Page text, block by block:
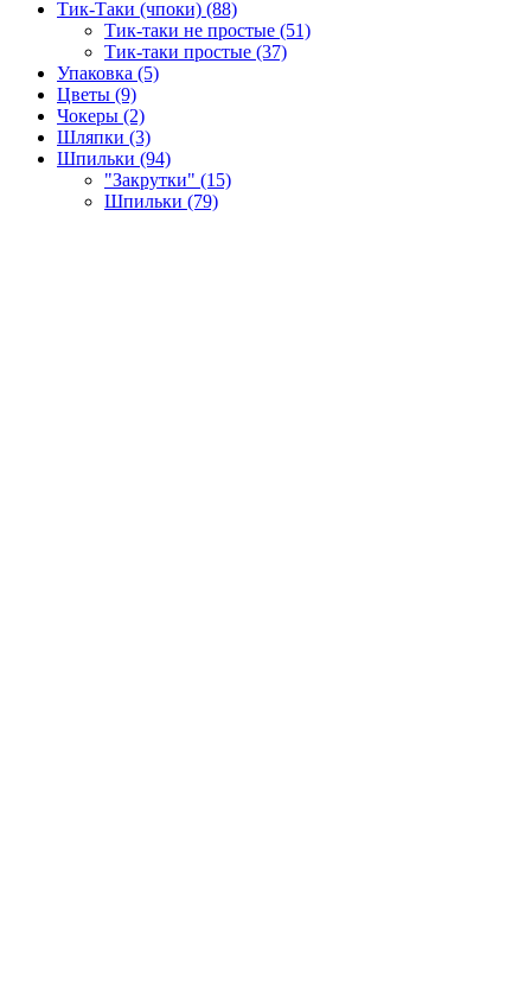
Тик-Таки (чпоки) (88)
Тик-таки не простые (51)
Тик-таки простые (37)
Упаковка (5)
Цветы (9)
Чокеры (2)
Шляпки (3)
Шпильки (94)
"Закрутки" (15)
Шпильки (79)